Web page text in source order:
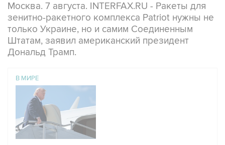
Москва. 7 августа. INTERFAX.RU - Ракеты для
зенитно-ракетного комплекса Patriot нужны не
только Украине, но и самим Соединенным
Штатам, заявил американский президент
Дональд Трамп.
В МИРЕ